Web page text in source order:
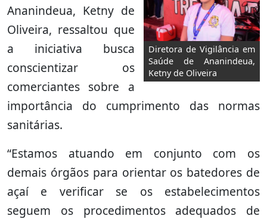
Diretora de Vigilância em
Saúde de Ananindeua,
Ketny de Oliveira
Ananindeua, Ketny de
Oliveira, ressaltou que
a iniciativa busca
conscientizar os
comerciantes sobre a
importância do cumprimento das normas
sanitárias.
“Estamos atuando em conjunto com os
demais órgãos para orientar os batedores de
açaí e verificar se os estabelecimentos
seguem os procedimentos adequados de